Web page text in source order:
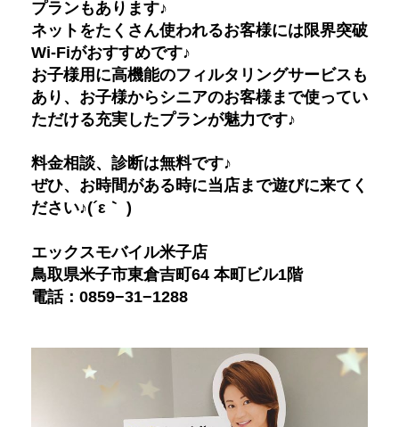
プランもあります♪
ネットをたくさん使われるお客様には限界突破
Wi-Fiがおすすめです♪
お子様用に高機能のフィルタリングサービスも
あり、お子様からシニアのお客様まで使ってい
ただける充実したプランが魅力です♪
料金相談、診断は無料です♪
ぜひ、お時間がある時に当店まで遊びに来てく
ださい♪(´ε｀ )
エックスモバイル米子店
鳥取県米子市東倉吉町64 本町ビル1階
電話：0859−31−1288